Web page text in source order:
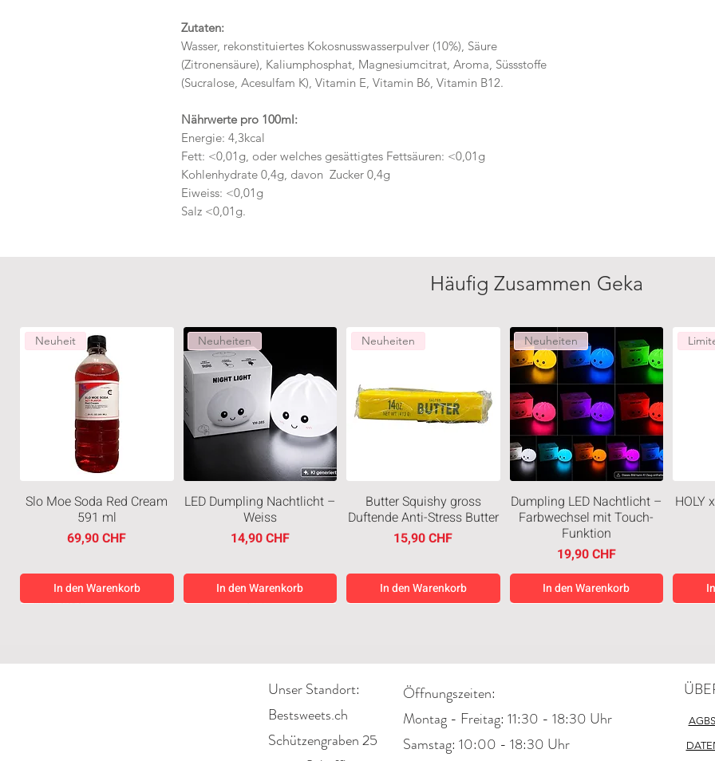
Zutaten:
Wasser, rekonstituiertes Kokosnusswasserpulver (10%), Säure
(Zitronensäure), Kaliumphosphat, Magnesiumcitrat, Aroma, Süssstoffe
(Sucralose, Acesulfam K), Vitamin E, Vitamin B6, Vitamin B12.
Nährwerte pro 100ml:
Energie: 4,3kcal
Fett: <0,01g, oder welches gesättigtes Fettsäuren: <0,01g
Kohlenhydrate 0,4g, davon Zucker 0,4g
Eiweiss: <0,01g
Salz <0,01g.
Häufig Zusammen Geka
Neuheit
Slo Moe Soda Red Cream
591 ml
Preis
69,90 CHF
In den Warenkorb
Neuheiten
LED Dumpling Nachtlicht –
Weiss
Preis
14,90 CHF
In den Warenkorb
Neuheiten
Butter Squishy gross
Duftende Anti-Stress Butter
Preis
15,90 CHF
In den Warenkorb
Neuheiten
Dumpling LED Nachtlicht –
Farbwechsel mit Touch-
Funktion
Preis
19,90 CHF
In den Warenkorb
HOLY
Unser Standort:
Bestsweets.ch
Schützengraben 25
Öffnungszeiten:
Montag - Freitag: 11:30 - 18:30 Uhr
​​Samstag: 10:00 - 18:30 Uhr
AGBS